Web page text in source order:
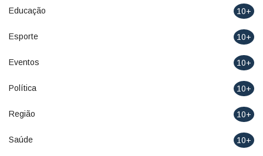
Educação 10+
Esporte 10+
Eventos 10+
Política 10+
Região 10+
Saúde 10+